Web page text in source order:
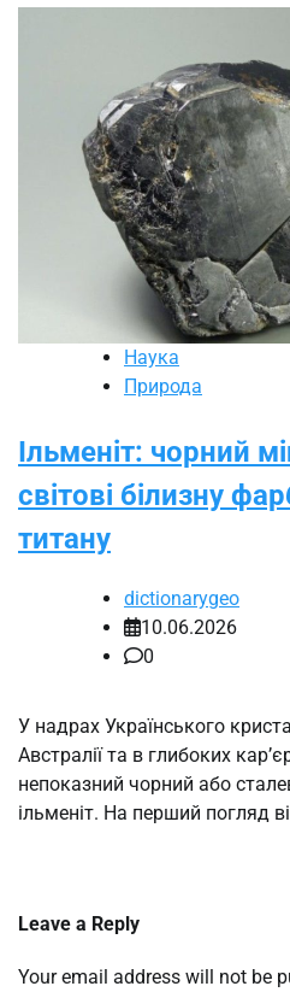
Наука
Природа
Ільменіт: чорний
світові білизну
титану
dictionarygeo
10.06.2026
0
У надрах Українського
Австралії та в глибоких
непоказний чорний або
ільменіт. На перший погляд
Leave a Reply
Your email address will not be